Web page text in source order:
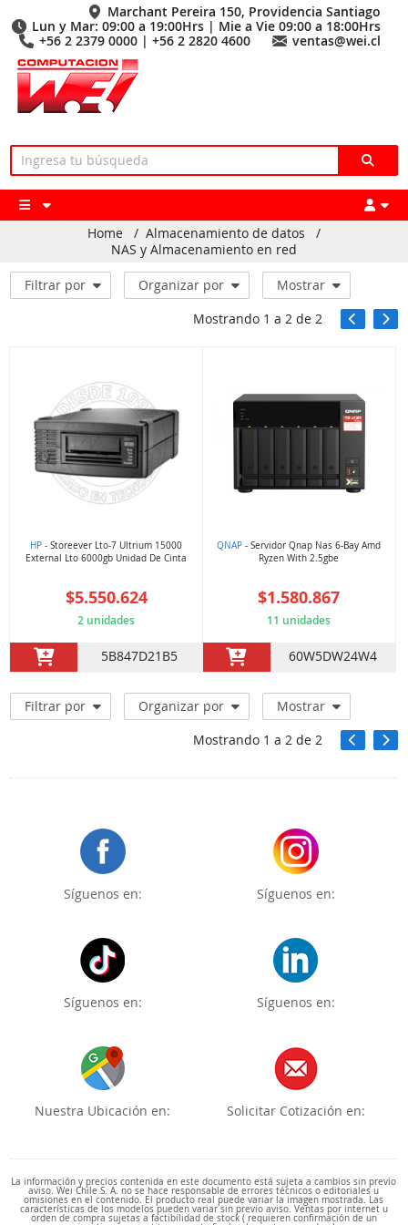
Marchant Pereira 150, Providencia Santiago
Lun y Mar: 09:00 a 19:00Hrs | Mie a Vie 09:00 a 18:00Hrs
+56 2 2379 0000 | +56 2 2820 4600
ventas@wei.cl
Home / Almacenamiento de datos
/
NAS y Almacenamiento en red
Filtrar por Organizar por
Mostrar
Mostrando 1 a 2de 2
HP - Storeever Lto-7 Ultrium 15000
External Lto 6000gb Unidad De Cinta
$5.550.624
2 unidades
5B847D21B5
QNAP - Servidor Qnap Nas 6-Bay Amd
Ryzen With 2.5gbe
$1.580.867
11 unidades
60W5DW24W4
Filtrar por Organizar por
Mostrar
Mostrando 1 a 2 de 2
Síguenos en: Síguenos en:
Síguenos en: Síguenos en:
Nuestra Ubicación en: Solicitar Cotización en:
La información y precios contenida en este documento está sujeta a cambios sin previo
aviso. Wei Chile S. A. no se hace responsable de errores técnicos o editoriales u
omisiones en el contenido. El producto real puede variar la imagen mostrada. Las
características de los modelos pueden variar sin previo aviso. Ventas por internet u
orden de compra sujetas a factibilidad de stock ( requieren confirmación de un